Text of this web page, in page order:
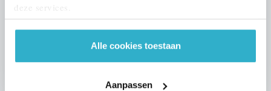
deze services.
Alle cookies toestaan
Aanpassen
VOORSTEL AANVRAGEN